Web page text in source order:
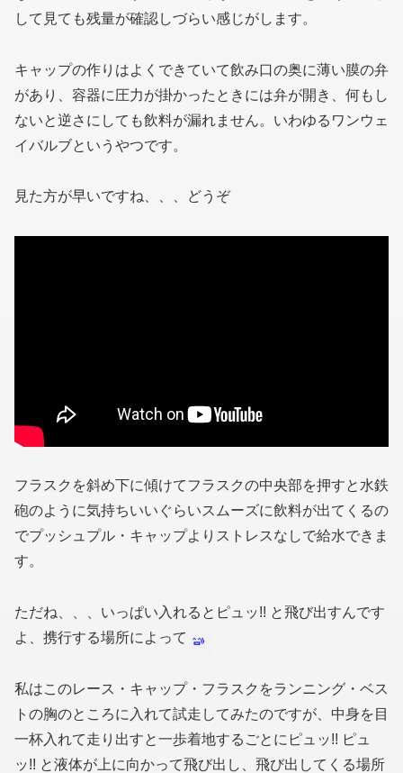
して見ても残量が確認しづらい感じがします。
キャップの作りはよくできていて飲み口の奥に薄い膜の弁
があり、容器に圧力が掛かったときには弁が開き、何もし
ないと逆さにしても飲料が漏れません。いわゆるワンウェ
イバルブというやつです。
見た方が早いですね、、、どうぞ
フラスクを斜め下に傾けてフラスクの中央部を押すと水鉄
砲のように気持ちいいぐらいスムーズに飲料が出てくるの
でプッシュプル・キャップよりストレスなしで給水できま
す。
ただね、、、いっぱい入れるとピュッ!! と飛び出すんです
よ、携行する場所によって
私はこのレース・キャップ・フラスクをランニング・ベス
トの胸のところに入れて試走してみたのですが、中身を目
一杯入れて走り出すと一歩着地するごとにピュッ!! ピュ
ッ!! と液体が上に向かって飛び出し、飛び出してくる場所